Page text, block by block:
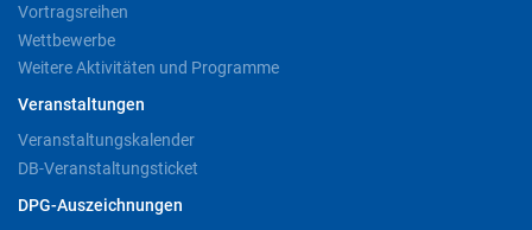
Vortragsreihen
Wettbewerbe
Weitere Aktivitäten und Programme
Veranstaltungen
Veranstaltungskalender
DB-Veranstaltungsticket
DPG-Auszeichnungen